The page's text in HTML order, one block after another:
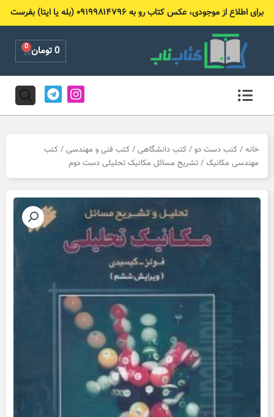
برای اطلاع از موجودی، عکس کتاب رو به ۰۹۱۹۹۸۱۴۷۹۶ (بله یا ایتا) بفرست
0تومان 0
Cart
I
n
s
g
r
a
T
e
l
r
m
خانه / کتب دست دو / کتب دانشگاهی / کتب فنی و مهندسی / کتب
مهندسی مکانیک / تشریح مسائل مکانیک تحلیلی دست دوم